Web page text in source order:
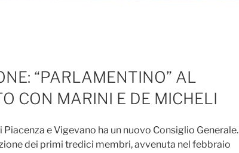
“PARLAMENTINO” AL
CON MARINI E DE MICHELI
Piacenza e Vigevano ha un nuovo Consiglio Generale.
dei primi tredici membri, avvenuta nel febbraio